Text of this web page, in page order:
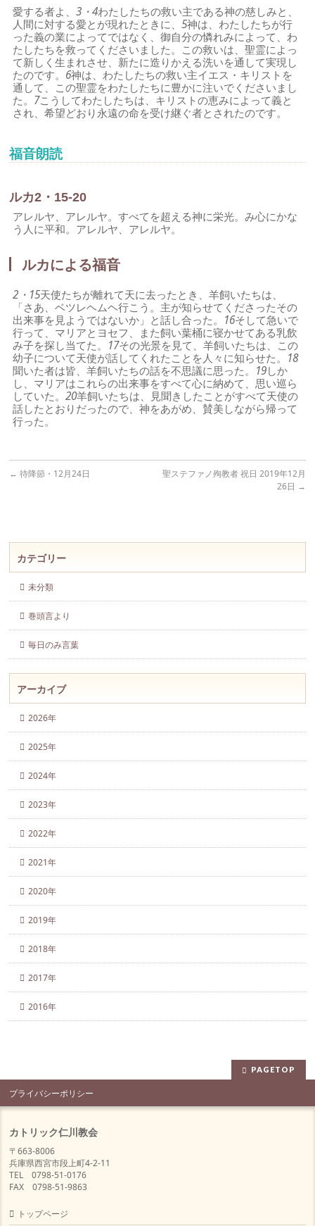
愛する者よ、3・4わたしたちの救い主である神の慈しみと、
人間に対する愛とが現れたときに、5神は、わたしたちが行
った義の業によってではなく、御自分の憐れみによって、わ
たしたちを救ってくださいました。この救いは、聖霊によっ
て新しく生まれさせ、新たに造りかえる洗いを通して実現し
たのです。 6神は、わたしたちの救い主イエス・キリストを
通して、この聖霊をわたしたちに豊かに注いでくださいまし
た。 7こうしてわたしたちは、キリストの恵みによって義と
され、希望どおり永遠の命を受け継ぐ者とされたのです。
福音朗読
ルカ2・15-20
アレルヤ、アレルヤ。すべてを超える神に栄光。み心にかな
う人に平和。アレルヤ、アレルヤ。
ルカによる福音
2・15天使たちが離れて天に去ったとき、羊飼いたちは、
「さあ、ベツレヘムヘ行こう。主が知らせてくださったその
出来事を見ようではないか」と話し合った。 16そして急いで
行って、マリアとヨセフ、また飼い葉桶に寝かせてある乳飲
み子を探し当てた。 17その光景を見て、羊飼いたちは、この
幼子について天使が話してくれたことを人々に知らせた。 18
聞いた者は皆、羊飼いたちの話を不思議に思った。 19しか
し、マリアはこれらの出来事をすべて心に納めて、思い巡ら
していた。20羊飼いたちは、見聞きしたことがすべて天使の
話したとおりだったので、神をあがめ、賛美しながら帰って
行った。
← 待降節・12月24日
聖ステファノ殉教者 祝日 2019年12月
26日 →
カテゴリー
未分類
巻頭言より
毎日のみ言葉
アーカイブ
2026年
2025年
2024年
2023年
2022年
2021年
2020年
2019年
2018年
2017年
2016年
PAGETOP
プライバシーポリシー
カトリック仁川教会
〒663-8006
兵庫県西宮市段上町4-2-11
TEL 0798-51-0176
FAX 0798-51-9863
トップページ